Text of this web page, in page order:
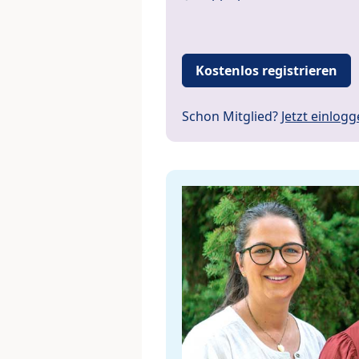
Kostenlos registrieren
Schon Mitglied? Jetzt